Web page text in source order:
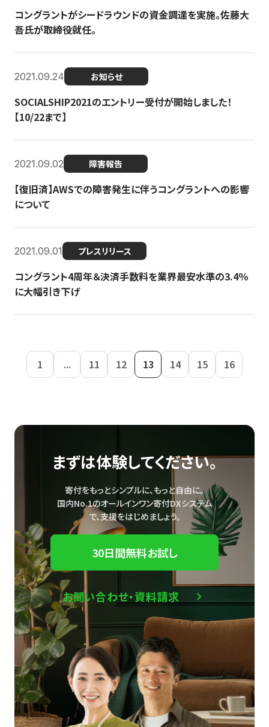
コングラントがシードラウンドの資金調達を実施。佐藤大
吾氏が取締役就任。
2021.09.24 お知らせ
SOCIALSHIP2021のエントリー受付が開始しました！
【10/22まで】
2021.09.02 障害報告
【復旧済】AWSでの障害発生に伴うコングラントへの影響
について
2021.09.01 プレスリリース
コングラント4周年＆決済手数料を業界最安水準の3.4％
に大幅引き下げ
1 ... 11 12 13 14 15 16
まずは体験してください。
寄付をもっとシンプルに、もっと自由に。
国内No.1のオールインワン寄付DXシステム
で、支援をはじめましょう。
30日間無料お試し
お問い合わせ・資料請求